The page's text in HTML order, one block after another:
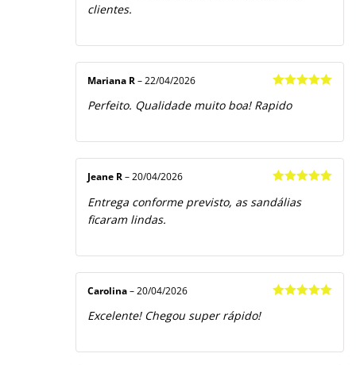
clientes.
de 5
Mariana R – 22/04/2026
Perfeito. Qualidade muito boa! Rapido
de 5
Jeane R – 20/04/2026
Entrega conforme previsto, as sandálias
ficaram lindas.
Carolina – 20/04/2026
Excelente! Chegou super rápido!